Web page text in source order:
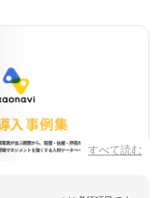
すべて読む